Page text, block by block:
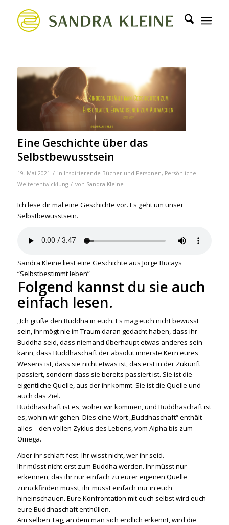
Eine Geschichte über das
Selbstbewusstsein
19. Mai 2021 / in Inspirierende Bücher und Personen, Persönliche
Weiterentwicklung / von Sandra Kleine
Ich lese dir mal eine Geschichte vor. Es geht um unser
Selbstbewusstsein.
Sandra Kleine liest eine Geschichte aus Jorge Bucays
“Selbstbestimmt leben”
Folgend kannst du sie auch
einfach lesen.
„Ich grüße den Buddha in euch. Es mag euch nicht bewusst
sein, ihr mögt nie im Traum daran gedacht haben, dass ihr
Buddha seid, dass niemand überhaupt etwas anderes sein
kann, dass Buddhaschaft der absolut innerste Kern eures
Wesens ist, dass sie nicht etwas ist, das erst in der Zukunft
passiert, sondern dass sie bereits passiert ist. Sie ist die
eigentliche Quelle, aus der ihr kommt. Sie ist die Quelle und
auch das Ziel.
Buddhaschaft ist es, woher wir kommen, und Buddhaschaft ist
es, wohin wir gehen. Dies eine Wort „Buddhaschaft“ enthält
alles – den vollen Zyklus des Lebens, vom Alpha bis zum
Omega.
Aber ihr schlaft fest. Ihr wisst nicht, wer ihr seid.
Ihr müsst nicht erst zum Buddha werden. Ihr müsst nur
erkennen, das ihr nur einfach zu eurer eigenen Quelle
zurückfinden müsst, ihr müsst einfach nur in euch
hineinschauen. Eure Konfrontation mit euch selbst wird euch
eure Buddhaschaft enthüllen.
Am selben Tag, an dem man sich endlich erkennt, wird die